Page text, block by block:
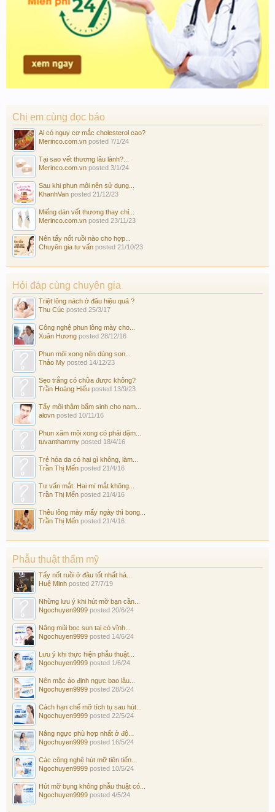
Chị em cùng đọc báo
Ai có nguy cơ mắc cholesterol cao?
Merinco.com.vn posted 7/1/24
Tại sao vết thương lâu lành?...
Merinco.com.vn posted 3/1/24
Sau khi phun môi nên sử dụng...
KhanhVan posted 21/12/23
Miếng dán vết thương thay chỉ...
Merinco.com.vn posted 23/11/23
Nên tẩy nốt ruồi nào cho hợp...
Chuyên gia tư vấn posted 21/10/23
Hỏi đáp cùng chuyên gia
Triệt lông nách ở đâu hiệu quả ?
Thu Cúc posted 25/3/17
Công nghệ phun lông mày cho...
Xuân Hương posted 28/12/16
Phun môi xong nên dùng son...
Thảo My posted 14/12/23
Sẹo trắng có chữa được không?
Trần Hoàng Hiếu posted 13/9/23
Tẩy môi thâm bẩm sinh cho nam...
alovn posted 10/11/16
Phun xăm môi xong có phải dặm...
tuvanthammy posted 18/4/16
Trẻ hóa da có hại gì không, làm...
Trần Thị Mến posted 21/4/16
Tư vấn mắt: Hai mí mắt không...
Trần Thị Mến posted 21/4/16
Thêu lông mày mấy ngày thì bong...
Trần Thị Mến posted 21/4/16
Phẫu thuật thẩm mỹ
Tẩy nốt ruồi ở đâu tốt nhất hà...
Huệ Minh posted 27/7/19
Những lưu ý khi hút mỡ bạn cần...
Ngochuyen9999 posted 20/6/24
Nâng mũi bọc sụn tai có vĩnh...
Ngochuyen9999 posted 14/6/24
Lưu ý khi thực hiện phẫu thuật...
Ngochuyen9999 posted 1/6/24
Nên mặc áo định ngực bao lâu...
Ngochuyen9999 posted 28/5/24
Cách hạn chế mỡ tích tụ sau hút...
Ngochuyen9999 posted 22/5/24
Nâng ngực phù hợp nhất ở độ...
Ngochuyen9999 posted 16/5/24
Các công nghệ hút mỡ tiên tiến...
Ngochuyen9999 posted 10/5/24
Hút mỡ bụng không phẫu thuật có...
Ngochuyen9999 posted 4/5/24